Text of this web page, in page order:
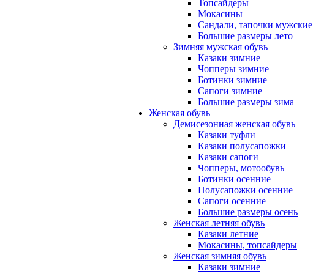
Топсайдеры
Мокасины
Сандали, тапочки мужские
Большие размеры лето
Зимняя мужская обувь
Казаки зимние
Чопперы зимние
Ботинки зимние
Сапоги зимние
Большие размеры зима
Женская обувь
Демисезонная женская обувь
Казаки туфли
Казаки полусапожки
Казаки сапоги
Чопперы, мотообувь
Ботинки осенние
Полусапожки осенние
Сапоги осенние
Большие размеры осень
Женская летняя обувь
Казаки летние
Мокасины, топсайдеры
Женская зимняя обувь
Казаки зимние